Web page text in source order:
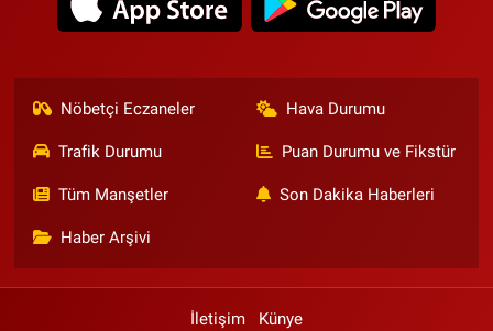
Nöbetçi Eczaneler Hava Durumu
Trafik Durumu Puan Durumu ve Fikstür
Tüm Manşetler Son Dakika Haberleri
Haber Arşivi
İletişim Künye